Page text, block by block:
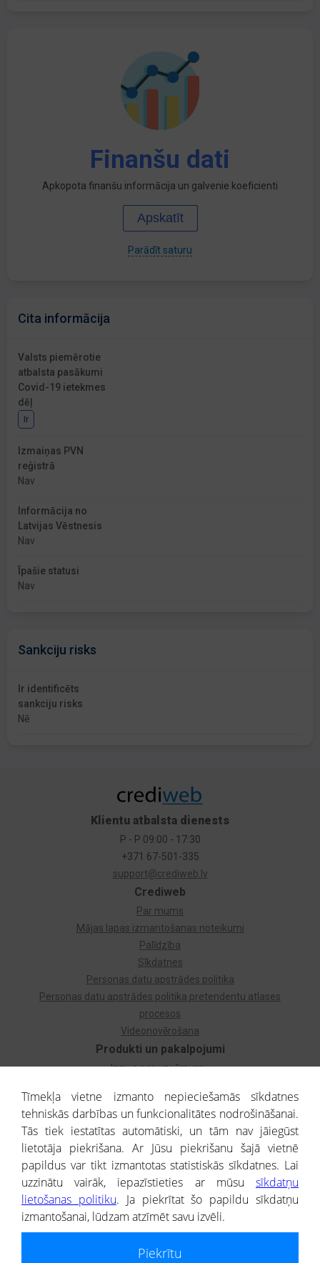
Finanšu dati
Apkopota finanšu informācija un galvenie koeficienti
Apskatīt
Parādīt saturu
Cita informācija
Valsts piemērotie
atbalsta pasākumi
Covid-19 ietekmes
dēļ
Ir
Izmaiņas PVN
reģistrā
Nav
Informācija no
Latvijas Vēstnesis
Nav
Īpašie statusi
Nav
Sankciju risks
Ir identificēts
sankciju risks
Nē
Produkti un pakalpojumi
Izziņa par uzņēmumu
Dzimtas koks
Uzņēmumu atlase
Monitorings
Kredītizziņa par ārvalstu uzņēmumiem
Crediweb
Par mums
Mājas lapas izmantošanas noteikumi
Palīdzība
Sīkdatnes
Personas datu apstrādes politika
Personas datu apstrādes politika pretendentu atlases
procesos
Videonovērošana
Klientu atbalsta dienests
P - P 09:00 - 17:30
+371 67-501-335
support@crediweb.lv
® CREDITREFORM Latvija
SIA
Tīmekļa vietne izmanto nepieciešamās sīkdatnes
tehniskās darbības un funkcionalitātes nodrošināšanai.
Tās tiek iestatītas automātiski, un tām nav jāiegūst
lietotāja piekrišana. Ar Jūsu piekrišanu šajā vietnē
papildus var tikt izmantotas statistiskās sīkdatnes. Lai
uzzinātu vairāk, iepazīstieties ar mūsu sīkdatņu
lietošanas politiku. Ja piekrītat šo papildu sīkdatņu
izmantošanai, lūdzam atzīmēt savu izvēli.
Piekrītu